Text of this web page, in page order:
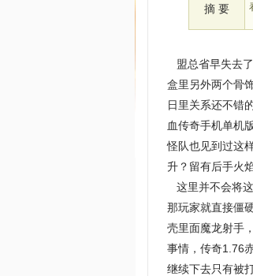
摘 要
盟总省早失去
盒里另外两个骨
日里关系还不错
血传奇手机单机
怪队也见到过这
升？留有后手火
这里并不会将
那玩家就直接僵
壳里面魔龙射手
事情，传奇1.76
继续下去只有被